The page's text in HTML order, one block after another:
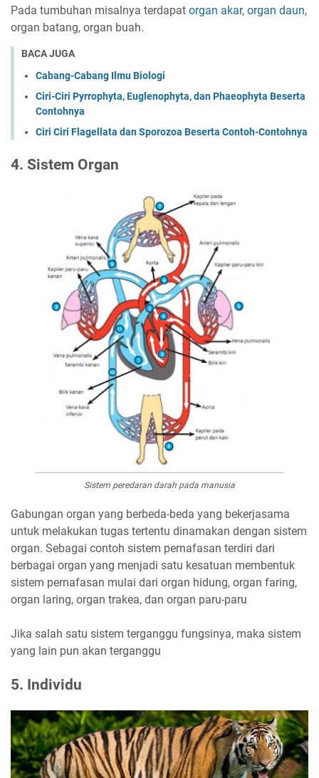
Pada tumbuhan misalnya terdapat organ akar, organ daun,
organ batang, organ buah.
BACA JUGA
Cabang-Cabang Ilmu Biologi
Ciri-Ciri Pyrrophyta, Euglenophyta, dan Phaeophyta Beserta
Contohnya
Ciri Ciri Flagellata dan Sporozoa Beserta Contoh-Contohnya
4. Sistem Organ
Sistem peredaran darah pada manusia
Gabungan organ yang berbeda-beda yang bekerjasama
untuk melakukan tugas tertentu dinamakan dengan sistem
organ. Sebagai contoh sistem pernafasan terdiri dari
berbagai organ yang menjadi satu kesatuan membentuk
sistem pernafasan mulai dari organ hidung, organ faring,
organ laring, organ trakea, dan organ paru-paru
Jika salah satu sistem terganggu fungsinya, maka sistem
yang lain pun akan terganggu
5. Individu